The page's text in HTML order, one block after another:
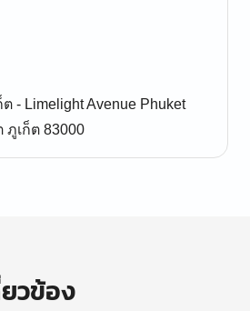
- Limelight Avenue Phuket
ภูเก็ต 83000
วข้อง